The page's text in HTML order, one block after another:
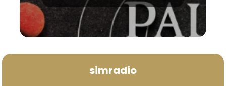
simradio